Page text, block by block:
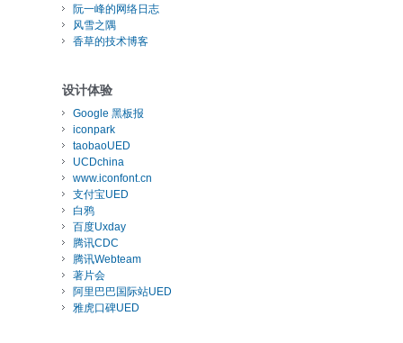
阮一峰的网络日志
风雪之隅
香草的技术博客
设计体验
Google 黑板报
iconpark
taobaoUED
UCDchina
www.iconfont.cn
支付宝UED
白鸦
百度Uxday
腾讯CDC
腾讯Webteam
著片会
阿里巴巴国际站UED
雅虎口碑UED